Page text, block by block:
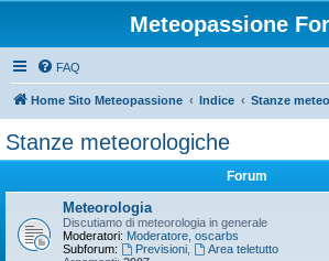
Meteopassione
FAQ
Home Sito Meteopassione Indice Stanze
Stanze meteorologiche
Forum
Meteorologia
Discutiamo di meteorologia in generale
Moderatori: Moderatore oscarbs
Subforum:
Previsioni,
Area teletutto